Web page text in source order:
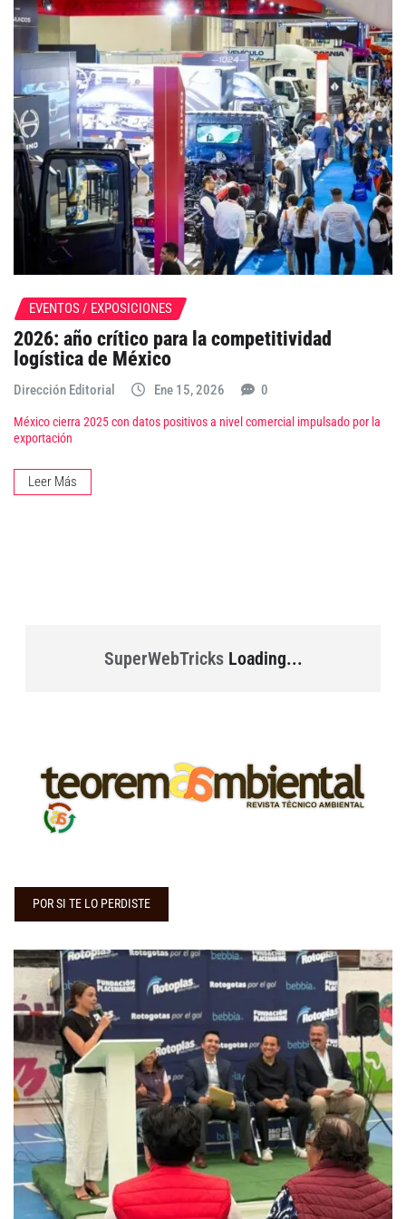
EVENTOS / EXPOSICIONES
2026: año crítico para la competitividad
logística de México
Dirección Editorial Ene 15, 2026 0
México cierra 2025 con datos positivos a nivel comercial impulsado por la
exportación
Leer Más
SuperWebTricksLoading...
POR SI TE LO PERDISTE